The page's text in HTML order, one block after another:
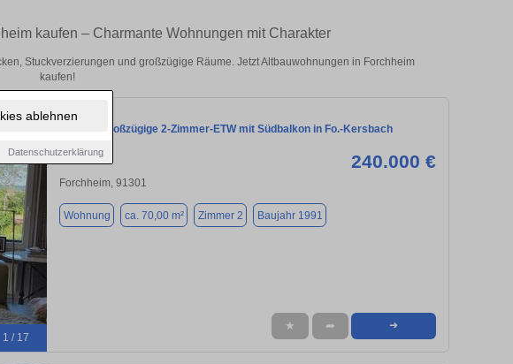
ablehnen
Datenschutzerklärung
kaufen – Charmante Wohnungen mit Charakter
Stuckverzierungen und großzügige Räume. Jetzt Altbauwohnungen in Forchheim
kaufen!
1 / 17
Sonnige großzügige 2-Zimmer-ETW mit Südbalkon in Fo.-Kersbach
240.000 €
Forchheim, 91301
Wohnung ca. 70,00 m² Zimmer 2 Baujahr 1991
★ ➦ ➜